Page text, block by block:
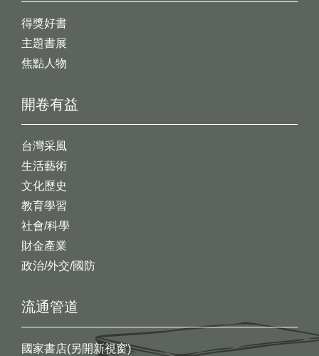
開卷有益
台灣采風
生活藝術
文化歷史
教育學習
社會/科學
財金產業
政治/外交/國防
得獎好書
主題書展
焦點人物
流通管道
國家書店(另開新視窗)